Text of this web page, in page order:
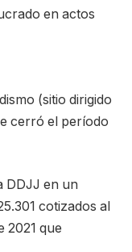
en actos
(sitio dirigido
cerró el período
DDJJ en un
cotizados al
2021 que